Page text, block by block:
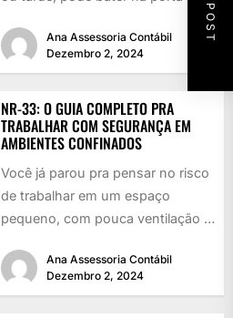
Ana Assessoria Contábil
Dezembro 2, 2024
NR-33: O GUIA COMPLETO PRA
TRABALHAR COM SEGURANÇA EM
AMBIENTES CONFINADOS
Você já parou pra pensar no risco
de trabalhar em um espaço
pequeno, com pouca ventilação e
Ana Assessoria Contábil
Dezembro 2, 2024